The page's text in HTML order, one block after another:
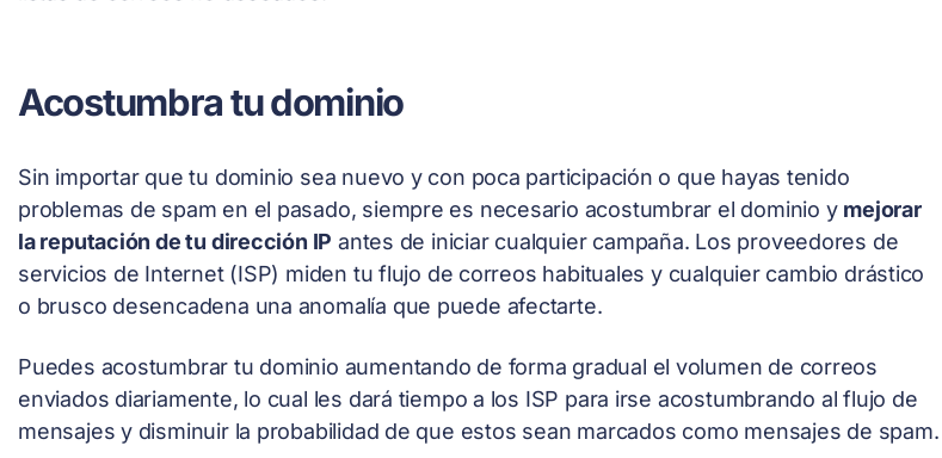
Acostumbra tu dominio
Sin importar que tu dominio sea nuevo y con poca participación o que hayas tenido
problemas de spam en el pasado, siempre es necesario acostumbrar el dominio y mejorar
la reputación de tu dirección IP antes de iniciar cualquier campaña. Los proveedores de
servicios de Internet (ISP) miden tu flujo de correos habituales y cualquier cambio drástico
o brusco desencadena una anomalía que puede afectarte.
Puedes acostumbrar tu dominio aumentando de forma gradual el volumen de correos
enviados diariamente, lo cual les dará tiempo a los ISP para irse acostumbrando al flujo de
mensajes y disminuir la probabilidad de que estos sean marcados como mensajes de spam.